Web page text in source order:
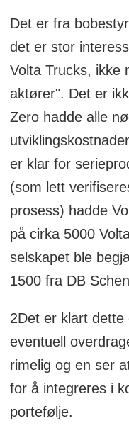
Det er fra
det er stor
Volta Trucks, ikke
aktører". Det er
Zero hadde alle
er klar for
(som lett
prosess) hadde
på cirka 5000
selskapet ble
1500 fra DB
2Det er klart
eventuell
rimelig og en ser
for å integreres i
portefølje.